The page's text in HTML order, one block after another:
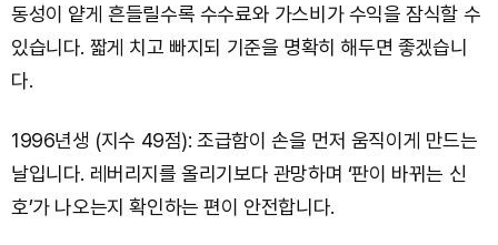
동성이 얕게 흔들릴수록 수수료와 가스비가 수익을 잠식할 수
있습니다. 짧게 치고 빠지되 기준을 명확히 해두면 좋겠습니
다.
1996년생 (지수 49점): 조급함이 손을 먼저 움직이게 만드는
날입니다. 레버리지를 올리기보다 관망하며 ‘판이 바뀌는 신
호’가 나오는지 확인하는 편이 안전합니다.